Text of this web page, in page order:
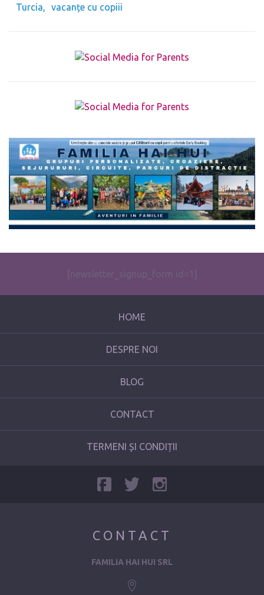
Turcia
vacanțe cu copiii
The form you have selected does not exist.
[newsletter_signup_form id=1]
HOME
DESPRE NOI
BLOG
CONTACT
TERMENI ȘI CONDIȚII
CONTACT
FAMILIA HAI HUI SRL